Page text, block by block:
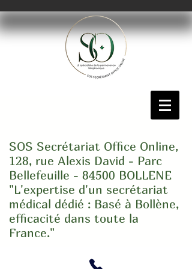
SOS Secrétariat Office Online,
128, rue Alexis David - Parc
Bellefeuille - 84500 BOLLENE
"L'expertise d'un secrétariat
médical dédié : Basé à Bollène,
efficacité dans toute la
France."